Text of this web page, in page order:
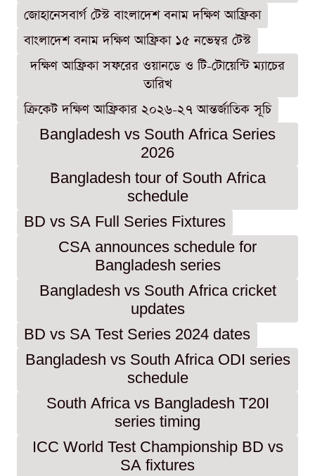
জোহানেসবার্গ টেস্ট বাংলাদেশ বনাম দক্ষিণ আফ্রিকা
বাংলাদেশ বনাম দক্ষিণ আফ্রিকা ১৫ নভেম্বর টেস্ট
দক্ষিণ আফ্রিকা সফরের ওয়ানডে ও টি-টোয়েন্টি ম্যাচের
তারিখ
ক্রিকেট দক্ষিণ আফ্রিকার ২০২৬-২৭ আন্তর্জাতিক সূচি
Bangladesh vs South Africa Series
2026
Bangladesh tour of South Africa
schedule
BD vs SA Full Series Fixtures
CSA announces schedule for
Bangladesh series
Bangladesh vs South Africa cricket
updates
BD vs SA Test Series 2024 dates
Bangladesh vs South Africa ODI series
schedule
South Africa vs Bangladesh T20I
series timing
ICC World Test Championship BD vs
SA fixtures